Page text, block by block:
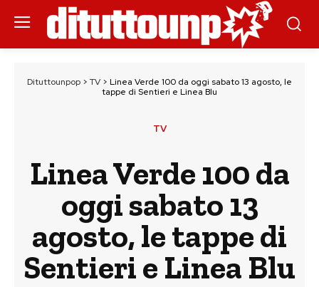
Dituttounpop > TV > Linea Verde 100 da oggi sabato 13 agosto, le
tappe di Sentieri e Linea Blu
TV
Linea Verde 100 da
oggi sabato 13
agosto, le tappe di
Sentieri e Linea Blu